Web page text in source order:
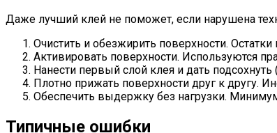
Даже лучший клей не поможет, если нарушена
Очистить и обезжирить поверхности.
Активировать поверхности. Используются
Нанести первый слой клея и дать
Плотно прижать поверхности друг к другу.
Обеспечить выдержку без нагрузки.
Типичные ошибки